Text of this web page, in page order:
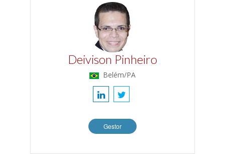
Deivison Pinheiro
Belém/PA
Gestor